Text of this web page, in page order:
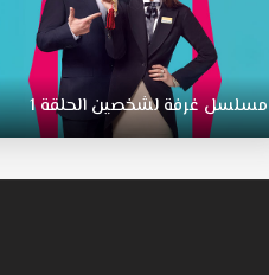
مسلسل غرفة لشخصين الحلقة 1